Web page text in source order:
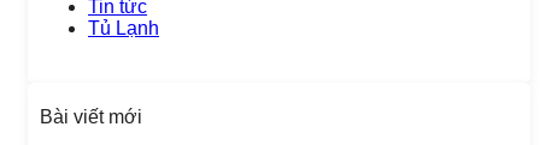
Tin tức
Tủ Lạnh
Bài viết mới